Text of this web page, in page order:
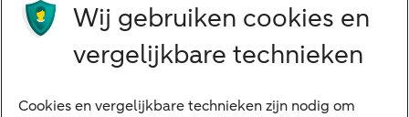
Preferred Banking
Digitale diensten
Wij gebruiken cookies en
vergelijkbare technieken
Cookies en vergelijkbare technieken zijn nodig om